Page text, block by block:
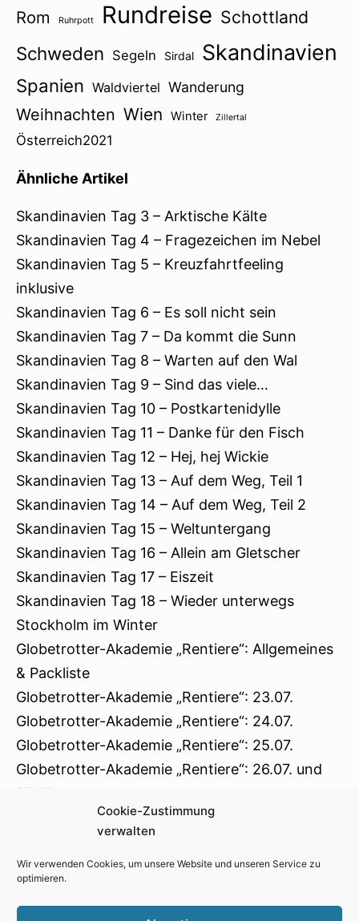
Cookie-Zustimmung
verwalten
Wir verwenden Cookies, um unsere Website und unseren Service zu
optimieren.
Rom Ruhrpott Rundreise Schottland
Schweden Segeln Sirdal Skandinavien
Spanien Waldviertel Wanderung
Weihnachten Wien Winter Zillertal
Österreich2021
Ähnliche Artikel
Skandinavien Tag 3 – Arktische Kälte
Skandinavien Tag 4 – Fragezeichen im Nebel
Skandinavien Tag 5 – Kreuzfahrtfeeling
inklusive
Skandinavien Tag 6 – Es soll nicht sein
Skandinavien Tag 7 – Da kommt die Sunn
Skandinavien Tag 8 – Warten auf den Wal
Skandinavien Tag 9 – Sind das viele…
Skandinavien Tag 10 – Postkartenidylle
Skandinavien Tag 11 – Danke für den Fisch
Skandinavien Tag 12 – Hej, hej Wickie
Skandinavien Tag 13 – Auf dem Weg, Teil 1
Skandinavien Tag 14 – Auf dem Weg, Teil 2
Skandinavien Tag 15 – Weltuntergang
Skandinavien Tag 16 – Allein am Gletscher
Skandinavien Tag 17 – Eiszeit
Skandinavien Tag 18 – Wieder unterwegs
Stockholm im Winter
Globetrotter-Akademie „Rentiere“: Allgemeines
& Packliste
Globetrotter-Akademie „Rentiere“: 23.07.
Globetrotter-Akademie „Rentiere“: 24.07.
Globetrotter-Akademie „Rentiere“: 25.07.
Globetrotter-Akademie „Rentiere“: 26.07. und
27.07.
Schweden 2015 – Tag 24 & 25: Rund um Malmö